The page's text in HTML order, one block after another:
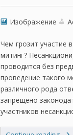
Изображение
Чем грозит участие
митинг?
проводится без
проведение такого
различного рода
запрещено
участников